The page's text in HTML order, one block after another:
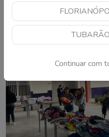
Continuar com